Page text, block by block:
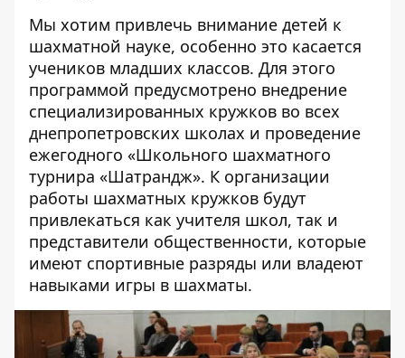
Мы хотим привлечь внимание детей к
шахматной науке, особенно это касается
учеников младших классов. Для этого
программой предусмотрено внедрение
специализированных кружков во всех
днепропетровских школах и проведение
ежегодного «Школьного шахматного
турнира «Шатрандж». К организации
работы шахматных кружков будут
привлекаться как учителя школ, так и
представители общественности, которые
имеют спортивные разряды или владеют
навыками игры в шахматы.